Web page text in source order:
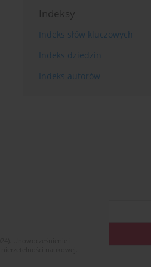
Indeksy
Indeks słów kluczowych
Indeks dziedzin
Indeks autorów